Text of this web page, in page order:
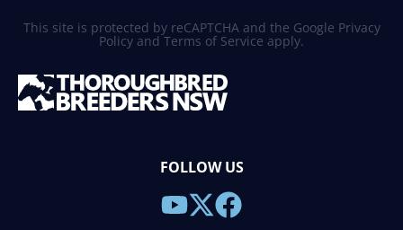
This site is protected by reCAPTCHA and the Google Privacy
Policy andTerms of Service apply.
FOLLOW US